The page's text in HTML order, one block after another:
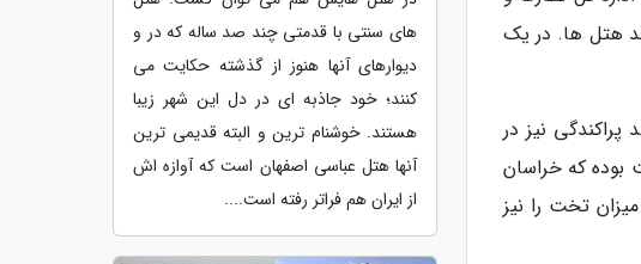
مجوز داده گردد. مانند هتل ها. در یک
نیز در
استانها بیشتر است. ظرفیت خانه مسافرها در سال گذشته 66 هزار و 928 تخت بوده که خراسان
تخت را نیز
های سنتی با قدمتی چند صد ساله که در و
دیوارهای آنها هنوز از گذشته حکایت می
کنند؛ خود جاذبه ای در دل این شهر زیبا
هستند. خوشنام ترین و البته قدیمی ترین
آنها هتل عباسی اصفهان است که آوازه اش
از ایران هم فراتر رفته است....